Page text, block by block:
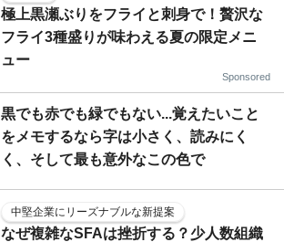
極上黒瀬ぶりをフライと刺身で！贅沢な
フライ3種盛りが味わえる夏の限定メニ
ュー
Sponsored
黒でも赤でも緑でもない...覚えたいこと
をメモするなら字は小さく、読みにく
く、そして最も意外なこの色で
中堅企業にリーズナブルな新提案
なぜ複雑なSFAは挫折する？少人数組織